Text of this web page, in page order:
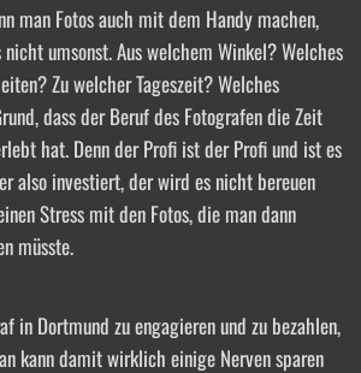
man Fotos auch mit dem Handy machen,
umsonst. Aus welchem Winkel? Welches
Zu welcher Tageszeit? Welches
dass der Beruf des Fotografen die Zeit
hat. Denn der Profi ist der Profi und ist es
also investiert, der wird es nicht bereuen
Stress mit den Fotos, die man dann
müsste.
in Dortmund zu engagieren und zu bezahlen,
kann damit wirklich einige Nerven sparen